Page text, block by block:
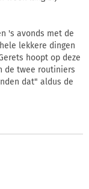
's avonds met de
lekkere dingen
hoopt op deze
de twee routiniers
dat" aldus de